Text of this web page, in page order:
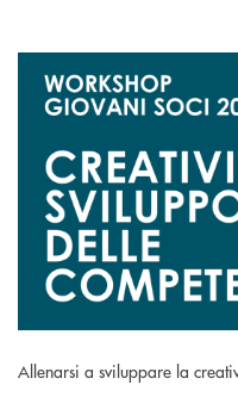
Allenarsi a sviluppare la